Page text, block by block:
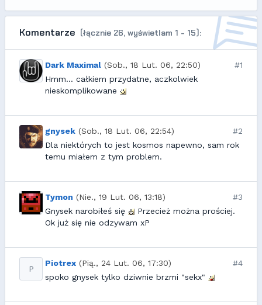
Komentarze (łącznie 26, wyświetlam 1 - 15):
Dark Maximal (Sob., 18 Lut. 06, 22:50)
#1
Hmm... całkiem przydatne, aczkolwiek
nieskomplikowane
gnysek (Sob., 18 Lut. 06, 22:54)
#2
Dla niektórych to jest kosmos napewno, sam rok
temu miałem z tym problem.
Tymon (Nie., 19 Lut. 06, 13:18)
#3
Gnysek narobiłeś się
Przecież można prościej.
Ok już się nie odzywam xP
P
Piotrex (Pią., 24 Lut. 06, 17:30)
#4
spoko gnysek tylko dziwnie brzmi "sekx"